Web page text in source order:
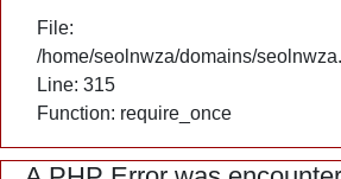
File:
/home/seolnwza/domains/
Line: 315
Function: require_once